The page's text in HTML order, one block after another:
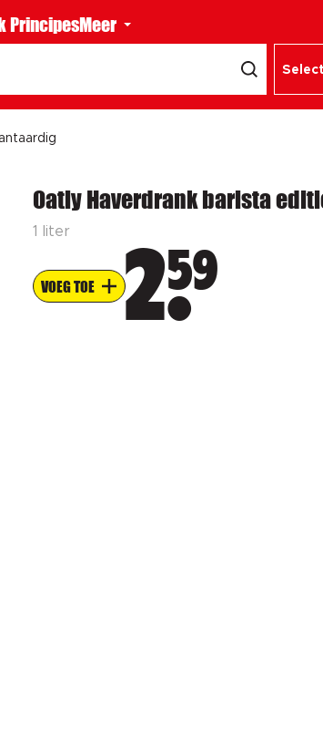
PrincipesMeer
Oatly Haverdrank barista
1 liter
VOEG TOE 259